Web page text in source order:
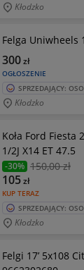
Kłodzko
Felga Uniwheels
OGŁOSZENIE
300zł
SPRZEDAJĄCY:
Kłodzko
Koła Ford Fiesta
1/2J X14 ET 47.5
-30% 150,00 zł
KUP TERAZ
105zł
SPRZEDAJĄCY:
Kłodzko
Felgi 17’ 5x108